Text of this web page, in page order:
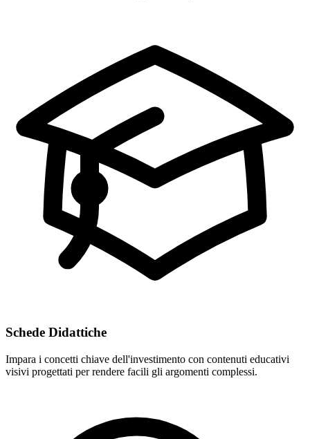
Schede Didattiche
Impara i concetti chiave dell'investimento con contenuti educativi
visivi progettati per rendere facili gli argomenti complessi.